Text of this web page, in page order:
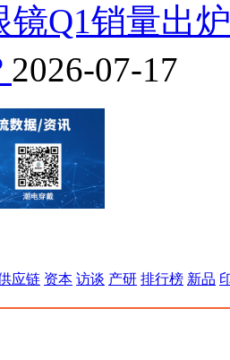
镜Q1销量出
2026-07-17
应链 资本 访谈 产研 排行榜 新品